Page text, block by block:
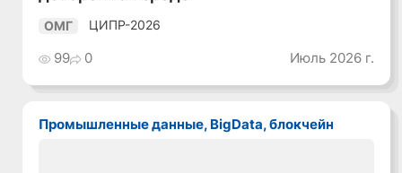
ОМГ ЦИПР-2026
99 0 Июль 2026 г.
Промышленные данные, BigData, блокчейн